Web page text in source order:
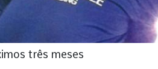
três meses